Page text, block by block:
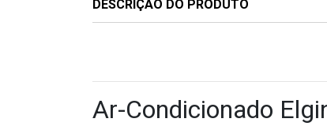
DESCRIÇÃO DO PRODUTO
Ar-Condicionado